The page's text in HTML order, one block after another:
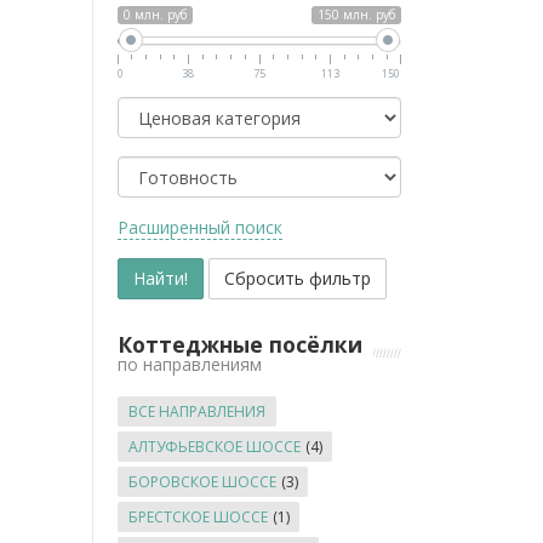
0 млн. руб 150 млн. руб
0 38 75 113 150
Класс
Готовность
Расширенный поиск
Коттеджные посёлки
по направлениям
ВСЕ НАПРАВЛЕНИЯ
АЛТУФЬЕВСКОЕ ШОССЕ (4)
БОРОВСКОЕ ШОССЕ (3)
БРЕСТСКОЕ ШОССЕ (1)